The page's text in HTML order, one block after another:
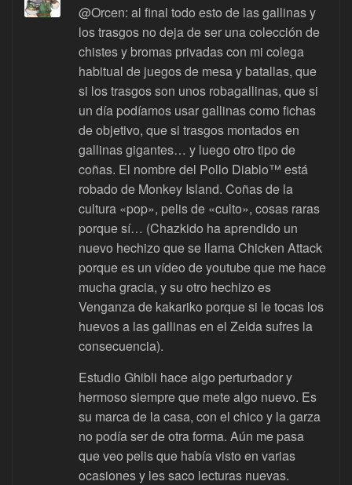
@Orcen: al final todo esto de las gallinas y
los trasgos no deja de ser una colección de
chistes y bromas privadas con mi colega
habitual de juegos de mesa y batallas, que
si los trasgos son unos robagallinas, que si
un día podíamos usar gallinas como fichas
de objetivo, que si trasgos montados en
gallinas gigantes… y luego otro tipo de
coñas. El nombre del Pollo Diablo™ está
robado de Monkey Island. Coñas de la
cultura «pop», pelis de «culto», cosas raras
porque sí… (Chazkido ha aprendido un
nuevo hechizo que se llama Chicken Attack
porque es un vídeo de youtube que me hace
mucha gracia, y su otro hechizo es
Venganza de kakariko porque si le tocas los
huevos a las gallinas en el Zelda sufres la
consecuencia).
Estudio Ghibli hace algo perturbador y
hermoso siempre que mete algo nuevo. Es
su marca de la casa, con el chico y la garza
no podía ser de otra forma. Aún me pasa
que veo pelis que había visto en varias
ocasiones y les saco lecturas nuevas.